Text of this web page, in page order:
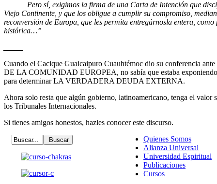
Pero sí, exigimos la firma de una Carta de Intención que
Viejo Continente, y que los obligue a cumplir su compromiso,
reconversión de Europa, que les permita entregárnosla entera,
histórica…”
Cuando el Cacique Guaicaipuro Cuauhtémoc dio su conferencia
DE LA COMUNIDAD EUROPEA, no sabía que estaba exponiendo
para determinar LA VERDADERA DEUDA EXTERNA.
Ahora solo resta que algún gobierno, latinoamericano, tenga el valor
los Tribunales Internacionales.
Si tienes amigos honestos, hazles conocer este discurso.
Quienes Somos
Alianza Universal
Universidad Espiritual
Publicaciones
Cursos